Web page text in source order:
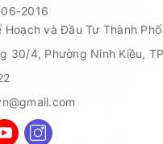
2016
Hoạch và Đầu Tư Thành
30/4, Phường Ninh Kiều,